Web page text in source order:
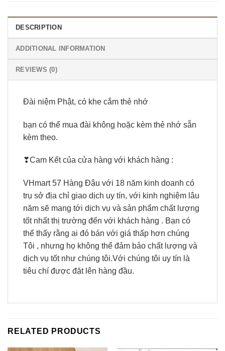
DESCRIPTION
ADDITIONAL INFORMATION
REVIEWS (0)
Đài niệm Phật, có khe cắm thẻ nhớ
bạn có thể mua đài không hoặc kèm thẻ nhớ sẵn
kèm theo.
❣Cam Kết của cửa hàng với khách hàng :
VHmart 57 Hàng Đậu với 18 năm kinh doanh có
trụ sở địa chỉ giao dịch uy tín, với kinh nghiệm lâu
năm sẽ mang tới dịch vụ và sản phẩm chất lượng
tốt nhất thị trường đến với khách hàng . Bạn có
thể thấy rằng ai đó bán với giá thấp hơn chúng
Tôi , nhưng họ không thể đảm bảo chất lượng và
dịch vụ tốt như chúng tôi.Với chúng tôi uy tín là
tiêu chí được đặt lên hàng đầu.
RELATED PRODUCTS